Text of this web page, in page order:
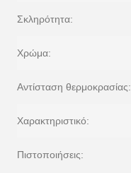
Σκληρότητα:
Χρώμα:
Αντίσταση θερμοκρασίας:
Χαρακτηριστικό:
Πιστοποιήσεις: